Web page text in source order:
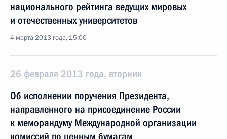
национального рейтинга ведущих мировых
и отечественных университетов
4 марта 2013 года, 15:00
26 февраля 2013 года, вторник
Об исполнении поручения Президента,
направленного на присоединение России
к меморандуму Международной организации
комиссий по ценным бумагам